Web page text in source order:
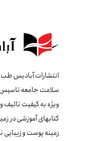
سلامت جامعه تاسیس
ویژه به کیفیت تالیف
کتابهای آموزشی در
زمینه پوست و زیبایی